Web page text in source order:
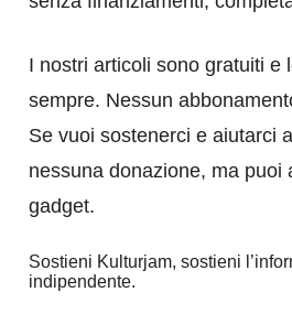
I nostri articoli sono gratuiti e
sempre. Nessun
Se vuoi sostenerci e aiutarci
nessuna donazione, ma puoi
gadget.
Sostieni Kulturjam, sostieni
indipendente.